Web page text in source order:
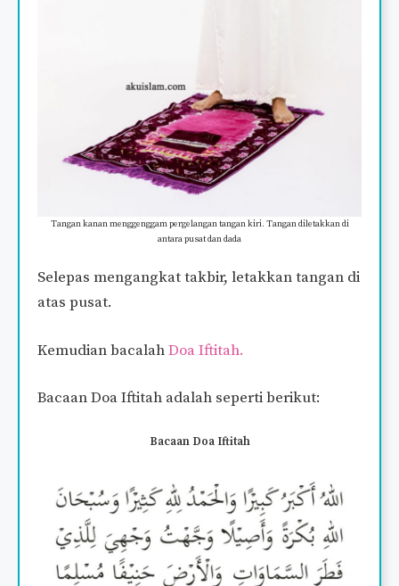
Tangan kanan menggenggam pergelangan tangan kiri. Tangan diletakkan di
antara pusat dan dada
Selepas mengangkat takbir, letakkan tangan di
atas pusat.
Kemudian bacalahDoa Iftitah.
Bacaan Doa Iftitah adalah seperti berikut:
Bacaan Doa Iftitah